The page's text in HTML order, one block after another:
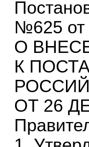
№625 от
О
К
ОТ 26